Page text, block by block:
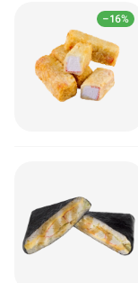
–16%